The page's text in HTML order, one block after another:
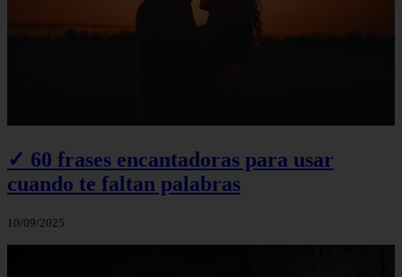
✓ 60 frases encantadoras para usar
cuando te faltan palabras
10/09/2025